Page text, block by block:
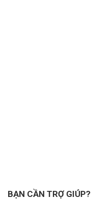
BẠN CẦN TRỢ GIÚP?